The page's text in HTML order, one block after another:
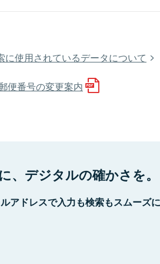
に使用されているデータについて
便番号の変更案内
、デジタルの確かさを。
アドレスで入力も検索もスムーズ